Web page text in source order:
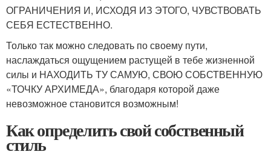
ОГРАНИЧЕНИЯ И, ИСХОДЯ ИЗ ЭТОГО, ЧУВСТВОВАТЬ
СЕБЯ ЕСТЕСТВЕННО.
Только так можно следовать по своему пути,
наслаждаться ощущением растущей в тебе жизненной
силы и НАХОДИТЬ ТУ САМУЮ, СВОЮ СОБСТВЕННУЮ
«ТОЧКУ АРХИМЕДА», благодаря которой даже
невозможное становится возможным!
Как определить свой собственный
стиль